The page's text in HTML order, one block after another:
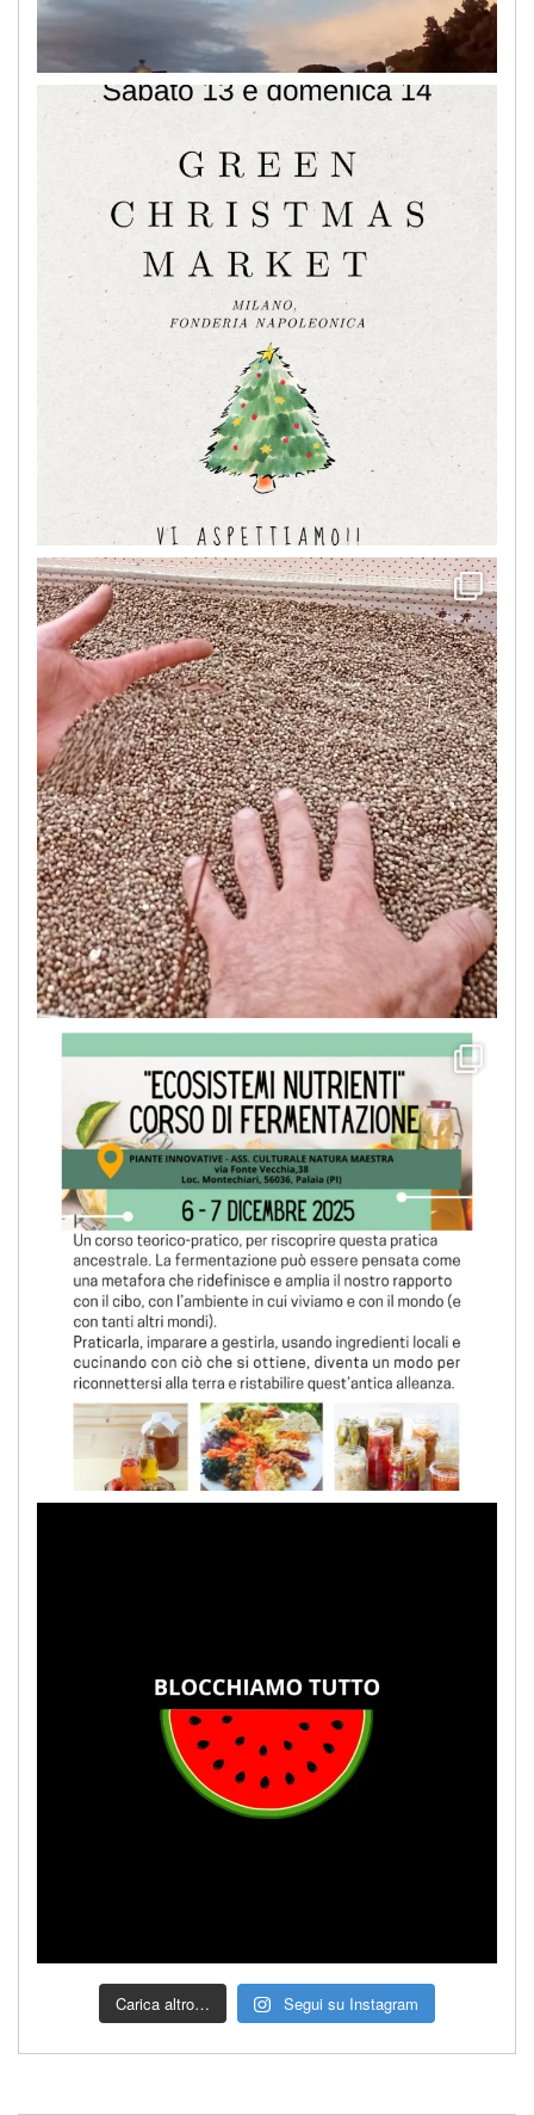
Carica altro… Segui su Instagram